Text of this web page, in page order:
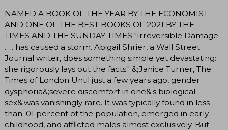
NAMED A BOOK OF THE YEAR BY THE ECONOMIST
AND ONE OF THE BEST BOOKS OF 2021 BY THE
TIMES AND THE SUNDAY TIMES "Irreversible Damage
. . . has caused a storm. Abigail Shrier, a Wall Street
Journal writer, does something simple yet devastating:
she rigorously lays out the facts." &;Janice Turner, The
Times of London Until just a few years ago, gender
dysphoria&;severe discomfort in one&;s biological
sex&;was vanishingly rare. It was typically found in less
than .01 percent of the population, emerged in early
childhood, and afflicted males almost exclusively. But